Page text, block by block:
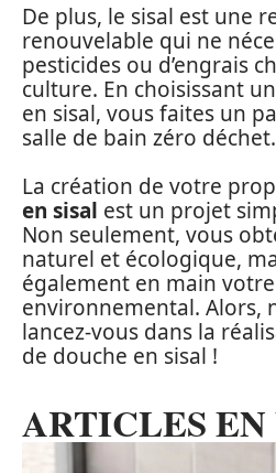
De plus, le sisal est une
renouvelable qui ne
pesticides ou d’engrais
culture. En choisissant
en sisal, vous faites un
salle de bain zéro déchet.
La création de votre
en sisal est un projet
Non seulement, vous
naturel et écologique,
également en main
environnemental. Alors,
lancez-vous dans la
de douche en sisal !
ARTICLES